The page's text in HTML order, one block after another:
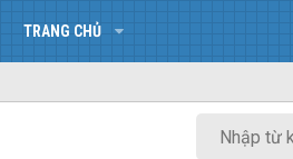
TRANG CHỦ